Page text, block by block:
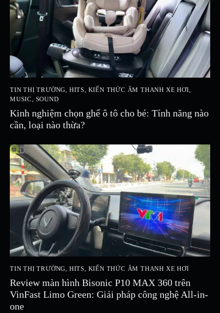
TIN THỊ TRƯỜNG, HITS, KIẾN THỨC ÂM THANH XE HƠI,
MUSIC, SOUND
Kinh nghiệm chọn ghế ô tô cho bé: Tính năng nào
cần, loại nào thừa?
TIN THỊ TRƯỜNG, HITS, KIẾN THỨC ÂM THANH XE HƠI
Review màn hình Bisonic P10 MAX 360 trên
VinFast Limo Green: Giải pháp công nghệ All-in-
one